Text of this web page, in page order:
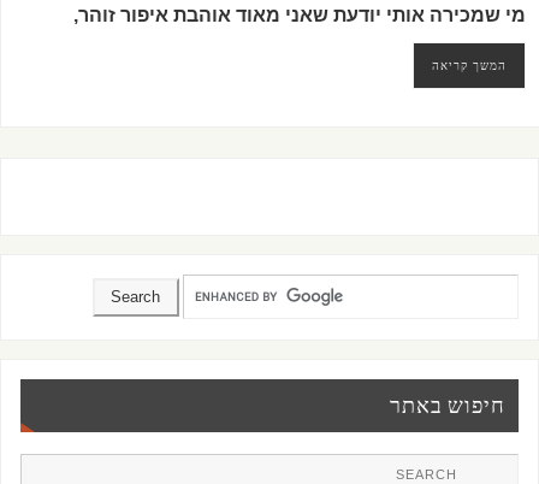
מי שמכירה אותי יודעת שאני מאוד אוהבת איפור זוהר,
המשך קריאה
חיפוש באתר